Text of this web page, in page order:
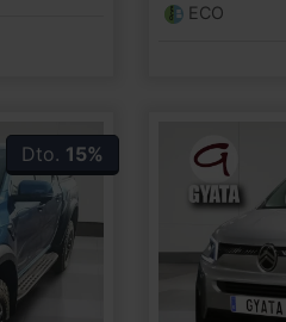
ECO
Dto. 15%